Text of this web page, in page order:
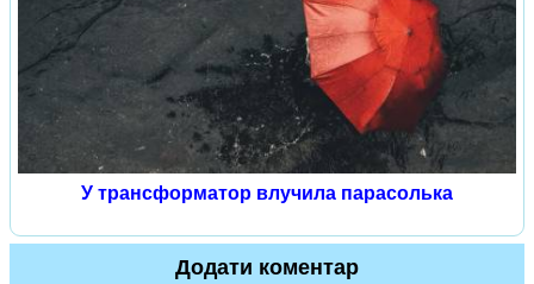
У трансформатор влучила парасолька
Додати коментар